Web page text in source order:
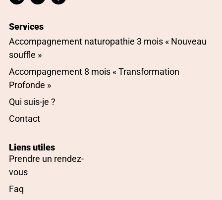
Services
Accompagnement naturopathie 3 mois « Nouveau
souffle »
Accompagnement 8 mois « Transformation
Profonde »
Qui suis-je ?
Contact
Liens utiles
Prendre un rendez-
vous
Faq